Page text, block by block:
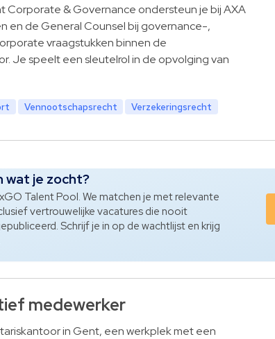
Corporate & Governance ondersteun je bij AXA
en de General Counsel bij governance-,
vraagstukken binnen de
Je speelt een sleutelrol in de opvolging van
Vennootschapsrecht Verzekeringsrecht
wat je zocht?
Talent Pool. We matchen je met relevante
vertrouwelijke vacatures die nooit
Schrijf je in op de wachtlijst en krijg
medewerker
in Gent, een werkplek met een